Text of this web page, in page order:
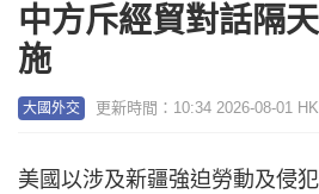
中方斥經貿對話隔
施
大國外交 更新時間：10:34 2026-08-01
美國以涉及新疆強迫勞動及侵